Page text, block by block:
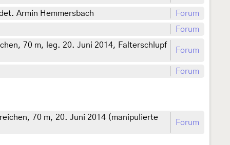
Armin Hemmersbach
Forum
Forum
70 m, leg. 20. Juni 2014, Falterschlupf
Forum
Forum
70 m, 20. Juni 2014 (manipulierte
Forum